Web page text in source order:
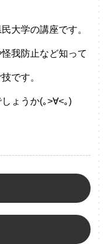
大学の講座です。
我防止など知って
です。
ょうか(｡>∀<｡)